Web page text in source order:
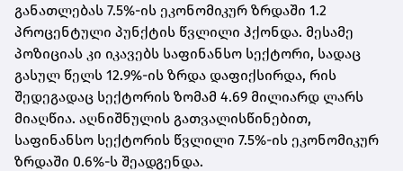
განათლებას 7.5%-ის ეკონომიკურ ზრდაში 1.2
პროცენტული პუნქტის წვლილი ჰქონდა. მესამე
პოზიციას კი იკავებს საფინანსო სექტორი, სადაც
გასულ წელს 12.9%-ის ზრდა დაფიქსირდა, რის
შედეგადაც სექტორის ზომამ 4.69 მილიარდ ლარს
მიაღწია. აღნიშნულის გათვალისწინებით,
საფინანსო სექტორის წვლილი 7.5%-ის ეკონომიკურ
ზრდაში 0.6%-ს შეადგენდა.